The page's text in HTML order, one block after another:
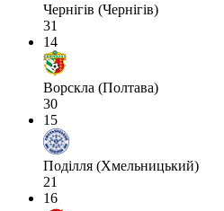
Чернігів (Чернігів)
31
14
Ворскла (Полтава)
30
15
Поділля (Хмельницький)
21
16